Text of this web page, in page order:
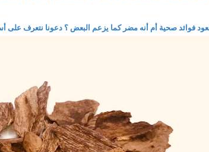
فوائد صحية أم أنه مضر كما يزعم البعض ؟ دعونا نتعرف على